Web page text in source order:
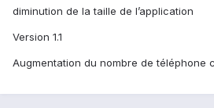
diminution de la taille de l’application
Version 1.1
Augmentation du nombre de téléphone